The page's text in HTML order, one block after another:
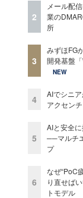
2
メール配
業の
所
3
みずほFG
開発基盤
NEW
4
AIでシニ
アクセン
5
AIと安全
──マルチ
プ
6
なぜ“PoC
り直せば
トモデル